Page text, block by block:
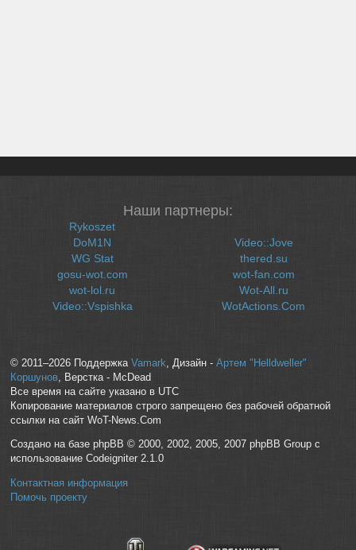
Наши партнеры:
Rykoszet
DoM1N
WG Stat
gosu-wot.com
wot-lol.ru
Video::Vspishka
Video::Jove
thered.su
wot-fan.com
Wot-All.ru
WotActions.Com
© 2011–2026 Поддержка Vamark, Дизайн - Артем "Helldweller"
Коршунов, Верстка - McDead
Все время на сайте указано в UTC
Копирование материалов строго запрещено без рабочей обратной
ссылки на сайт WoT-News.Com
Создано на базе phpBB © 2000, 2002, 2005, 2007 phpBB Group с
использование Codeigniter 2.1.0
Контактная информация
Помочь проекту